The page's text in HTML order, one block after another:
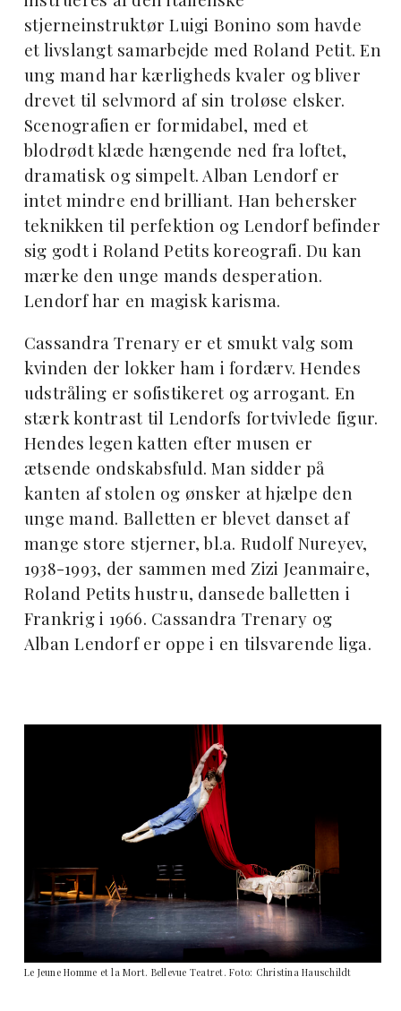
stjerneinstruktør Luigi Bonino som havde
et livslangt samarbejde med Roland Petit. En
ung mand har kærligheds kvaler og bliver
drevet til selvmord af sin troløse elsker.
Scenografien er formidabel, med et
blodrødt klæde hængende ned fra loftet,
dramatisk og simpelt. Alban Lendorf er
intet mindre end brilliant. Han behersker
teknikken til perfektion og Lendorf befinder
sig godt i Roland Petits koreografi. Du kan
mærke den unge mands desperation.
Lendorf har en magisk karisma.
Cassandra Trenary er et smukt valg som
kvinden der lokker ham i fordærv. Hendes
udstråling er sofistikeret og arrogant. En
stærk kontrast til Lendorfs fortvivlede figur.
Hendes legen katten efter musen er
ætsende ondskabsfuld. Man sidder på
kanten af stolen og ønsker at hjælpe den
unge mand. Balletten er blevet danset af
mange store stjerner, bl.a. Rudolf Nureyev,
1938-1993, der sammen med Zizi Jeanmaire,
Roland Petits hustru, dansede balletten i
Frankrig i 1966. Cassandra Trenary og
Alban Lendorf er oppe i en tilsvarende liga.
Le Jeune Homme et la Mort. Bellevue Teatret. Foto: Christina Hauschildt